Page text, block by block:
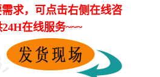
，可点击右侧在线咨
在线服务~~~